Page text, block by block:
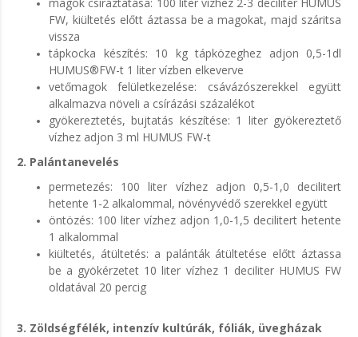
magok csíráztatása: 100 liter vízhez 2-3 deciliter HUMUS
FW, kiültetés előtt áztassa be a magokat, majd száritsa
vissza
tápkocka készítés: 10 kg tápközeghez adjon 0,5-1dl
HUMUS®FW-t 1 liter vízben elkeverve
vetőmagok felületkezelése: csávázószerekkel együtt
alkalmazva növeli a csírázási százalékot
gyökereztetés, bujtatás készítése: 1 liter gyökereztető
vízhez adjon 3 ml HUMUS FW-t
2. Palántanevelés
permetezés: 100 liter vízhez adjon 0,5-1,0 decilitert
hetente 1-2 alkalommal, növényvédő szerekkel együtt
öntözés: 100 liter vízhez adjon 1,0-1,5 decilitert hetente
1 alkalommal
kiültetés, átültetés: a palánták átültetése előtt áztassa
be a gyökérzetet 10 liter vízhez 1 deciliter HUMUS FW
oldatával 20 percig
3. Zöldségfélék, intenzív kultúrák, fóliák, üvegházak